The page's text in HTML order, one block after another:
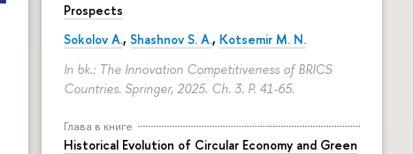
Prospects
Sokolov A., Shashnov S. A., Kotsemir M. N.
In bk.: The Innovation Competitiveness of BRICS
Countries. Springer, 2025. Ch. 3. P. 41-65.
Глава в книге
Historical Evolution of Circular Economy and Green